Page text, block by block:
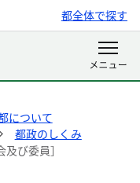
都全体で探す
について
都政のしくみ
び委員］